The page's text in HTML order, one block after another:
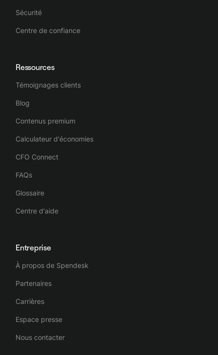
Sécurité
Centre de confiance
Ressources
Témoignages clients
Blog
Contenus premium
Calculateur d'économies
CFO Connect
FAQs
Glossaire
Centre d'aide
Entreprise
À propos de Spendesk
Partenaires
Carrières
Espace presse
Nous contacter